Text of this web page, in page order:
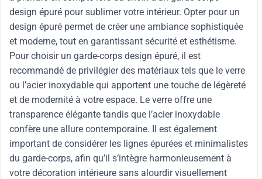
design épuré pour sublimer votre intérieur. Opter pour un
design épuré permet de créer une ambiance sophistiquée
et moderne, tout en garantissant sécurité et esthétisme.
Pour choisir un garde-corps design épuré, il est
recommandé de privilégier des matériaux tels que le verre
ou l’acier inoxydable qui apportent une touche de légèreté
et de modernité à votre espace. Le verre offre une
transparence élégante tandis que l’acier inoxydable
confère une allure contemporaine. Il est également
important de considérer les lignes épurées et minimalistes
du garde-corps, afin qu’il s’intègre harmonieusement à
votre décoration intérieure sans alourdir visuellement